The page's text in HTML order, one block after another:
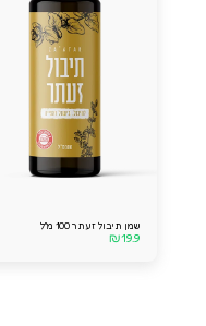
שמן תיבול זעתר 100 מ''ל
₪19.9